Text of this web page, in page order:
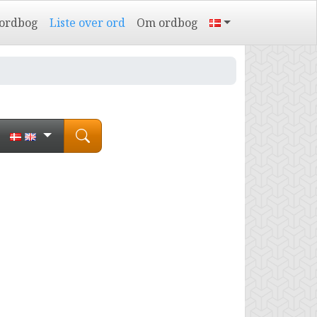
Liste over ord Om ordbog